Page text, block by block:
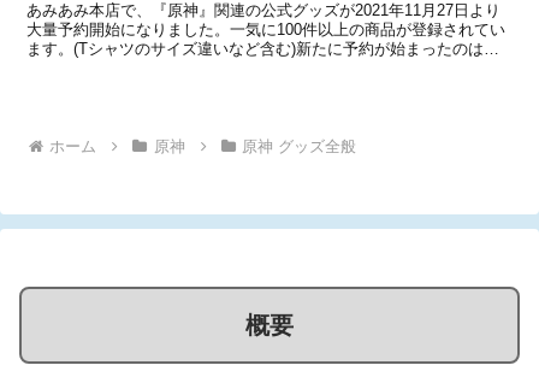
あみあみ本店で、『原神』関連の公式グッズが2021年11月27日より
大量予約開始になりました。一気に100件以上の商品が登録されてい
ます。(Tシャツのサイズ違いなど含む)新たに予約が始まったのは、
ホーム 原神 原神 グッズ全般
概要